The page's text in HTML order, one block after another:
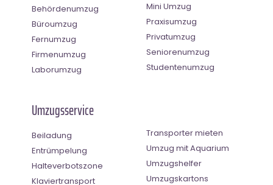
Behördenumzug
Büroumzug
Fernumzug
Firmenumzug
Laborumzug
Mini Umzug
Praxisumzug
Privatumzug
Seniorenumzug
Studentenumzug
Umzugsservice
Beiladung
Entrümpelung
Halteverbotszone
Klaviertransport
Transporter mieten
Umzug mit Aquarium
Umzugshelfer
Umzugskartons